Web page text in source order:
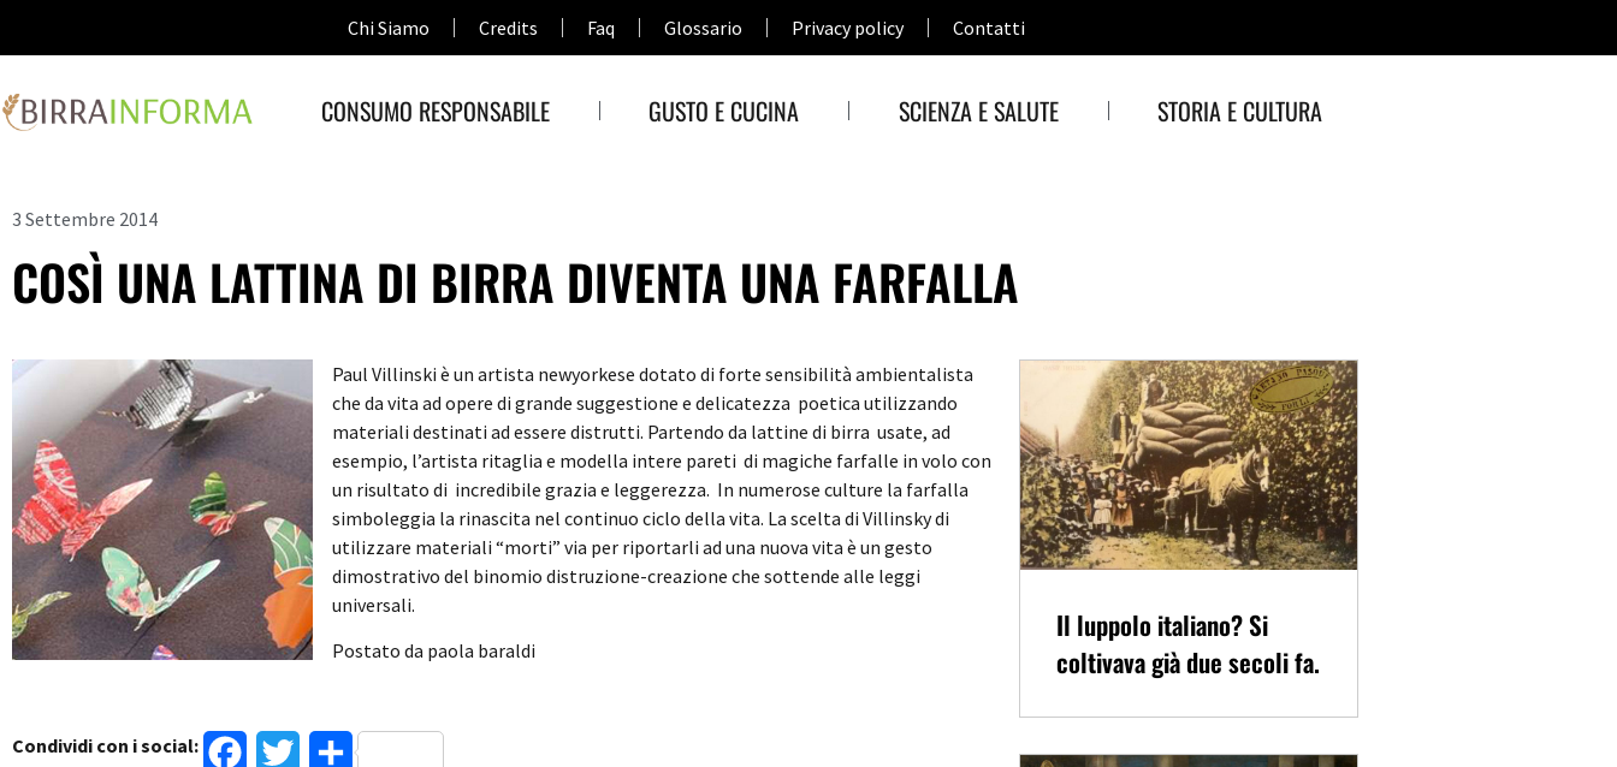
Chi Siamo Credits Faq Glossario Privacy policy Contatti
CONSUMO RESPONSABILE GUSTO E CUCINA SCIENZA E SALUTE STORIA E CULTURA
3 Settembre 2014
COSÌ UNA LATTINA DI BIRRA DIVENTA UNA FARFALLA
Paul Villinski è un artista newyorkese dotato di forte sensibilità ambientalista
che da vita ad opere di grande suggestione e delicatezza poetica utilizzando
materiali destinati ad essere distrutti. Partendo da lattine di birra usate, ad
esempio, l’artista ritaglia e modella intere pareti di magiche farfalle in volo con
un risultato di incredibile grazia e leggerezza. In numerose culture la farfalla
simboleggia la rinascita nel continuo ciclo della vita. La scelta di Villinsky di
utilizzare materiali “morti” via per riportarli ad una nuova vita è un gesto
dimostrativo del binomio distruzione-creazione che sottende alle leggi
universali.
Postato da paola baraldi
Condividi con i social: FacebookTwitterCondividi
Il luppolo italiano? Si
coltivava già due secoli fa.